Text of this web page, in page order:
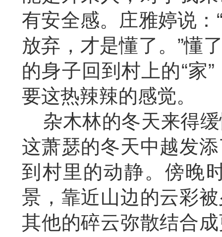
有安全感。庄雅婷说：
放弃，才是懂了。”懂
的身子回到村上的“家
要这热辣辣的感觉。
杂木林的冬天来得
这萧瑟的冬天中越发
到村里的动静。傍晚
景，靠近山边的云彩
其他的碎云弥散结合